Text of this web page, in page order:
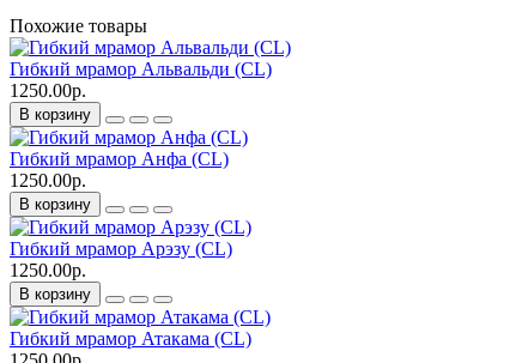
Похожие товары
Гибкий мрамор Альвальди (CL)
1250.00р.
В корзину
Гибкий мрамор Анфа (CL)
1250.00р.
В корзину
Гибкий мрамор Арэзу (CL)
1250.00р.
В корзину
Гибкий мрамор Атакама (CL)